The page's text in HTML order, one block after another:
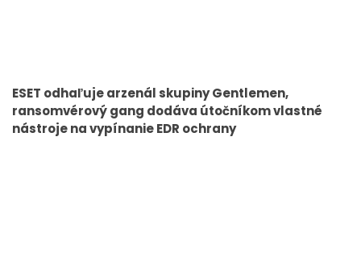
ESET odhaľuje arzenál skupiny Gentlemen,
ransomvérový gang dodáva útočníkom vlastné
nástroje na vypínanie EDR ochrany